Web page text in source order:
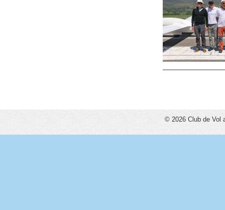
© 2026 Club de Vol